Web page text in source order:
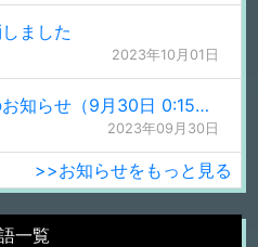
ました
2023年10月01日
緊急メンテナンス実施のお知らせ（9月30日 0:15更新）
2023年09月30日
>>お知らせをもっと見る
一覧